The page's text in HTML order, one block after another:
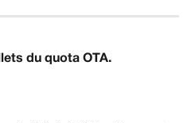
du quota OTA.